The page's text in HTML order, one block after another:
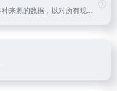
安娜的档案是一个旨在通过汇总各种来源的数据，以对所有现有书籍进行分类的项目。我们也跟进人们在通过“影子图书馆”以数字形式轻松获取所有这些书籍方面取得的进展。